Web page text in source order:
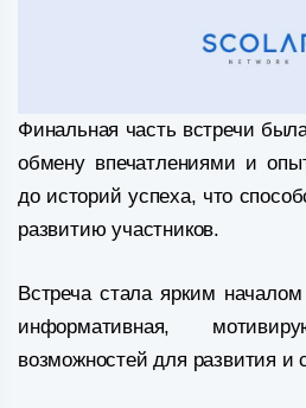
Финальная часть встречи
обмену впечатлениями и
до историй успеха, что
развитию участников.
Встреча стала ярким началом
информативная,
возможностей для развития и